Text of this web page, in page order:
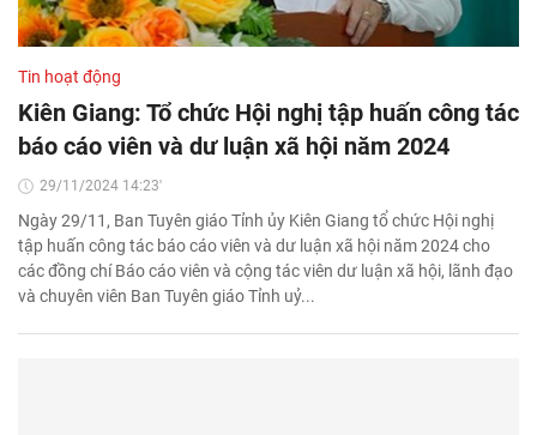
Tin hoạt động
Kiên Giang: Tổ chức Hội nghị tập huấn công tác
báo cáo viên và dư luận xã hội năm 2024
29/11/2024 14:23'
Ngày 29/11, Ban Tuyên giáo Tỉnh ủy Kiên Giang tổ chức Hội nghị
tập huấn công tác báo cáo viên và dư luận xã hội năm 2024 cho
các đồng chí Báo cáo viên và cộng tác viên dư luận xã hội, lãnh đạo
và chuyên viên Ban Tuyên giáo Tỉnh uỷ...